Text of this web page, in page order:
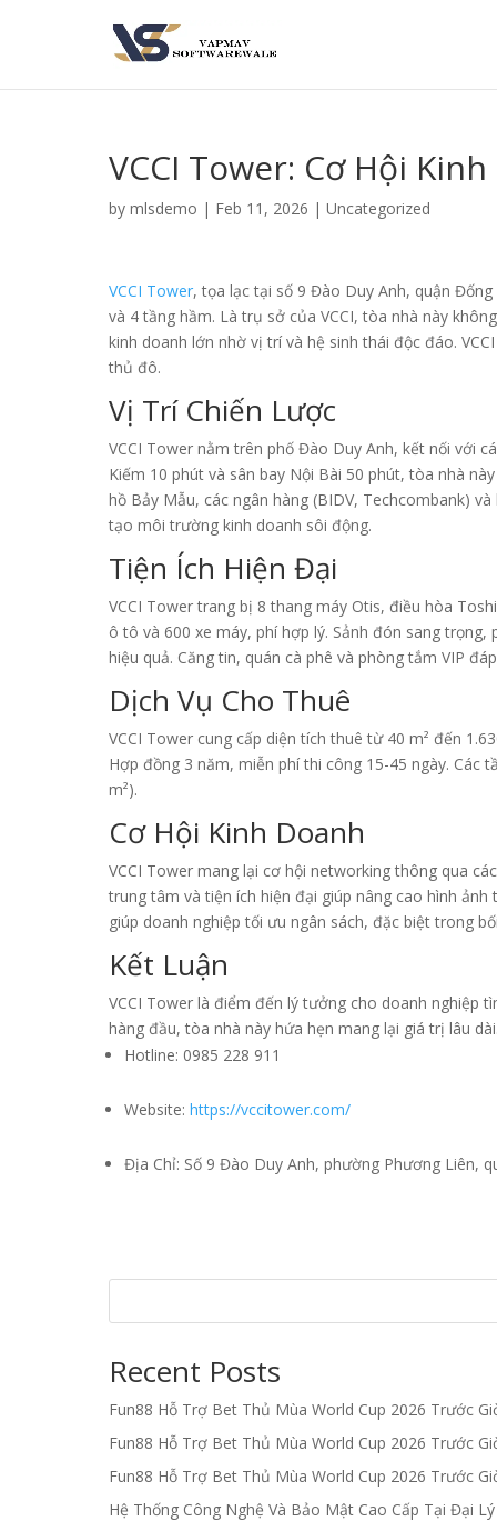
VCCI Tower: Cơ Hội
by mlsdemo | Feb 11, 2026 | Uncategorized
VCCI Tower, tọa lạc tại số 9 Đào Duy Anh, quận
và 4 tầng hầm. Là trụ sở của VCCI, tòa nhà này
kinh doanh lớn nhờ vị trí và hệ sinh thái độc đáo.
thủ đô.
Vị Trí Chiến Lược
VCCI Tower nằm trên phố Đào Duy Anh, kết nối với
Kiếm 10 phút và sân bay Nội Bài 50 phút, tòa nhà
hồ Bảy Mẫu, các ngân hàng (BIDV, Techcombank)
tạo môi trường kinh doanh sôi động.
Tiện Ích Hiện Đại
VCCI Tower trang bị 8 thang máy Otis, điều hòa
ô tô và 600 xe máy, phí hợp lý. Sảnh đón sang
hiệu quả. Căng tin, quán cà phê và phòng tắm VIP
Dịch Vụ Cho Thuê
VCCI Tower cung cấp diện tích thuê từ 40 m² đến
Hợp đồng 3 năm, miễn phí thi công 15-45 ngày. Các
m²).
Cơ Hội Kinh Doanh
VCCI Tower mang lại cơ hội networking thông qua
trung tâm và tiện ích hiện đại giúp nâng cao hình
giúp doanh nghiệp tối ưu ngân sách, đặc biệt trong
Kết Luận
VCCI Tower là điểm đến lý tưởng cho doanh nghiệp
hàng đầu, tòa nhà này hứa hẹn mang lại giá trị lâu
Hotline: 0985 228 911
Website: https://vccitower.com/
Địa Chỉ: Số 9 Đào Duy Anh, phường Phương Liên,
Recent Posts
Fun88 Hỗ Trợ Bet Thủ Mùa World Cup 2026 Trước
Fun88 Hỗ Trợ Bet Thủ Mùa World Cup 2026 Trước
Fun88 Hỗ Trợ Bet Thủ Mùa World Cup 2026 Trước
Hệ Thống Công Nghệ Và Bảo Mật Cao Cấp Tại Đại